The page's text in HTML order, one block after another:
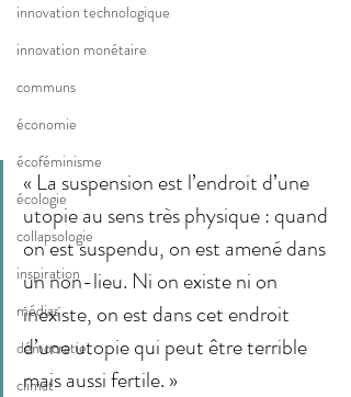
innovation technologique
innovation monétaire
communs
économie
écoféminisme
écologie
collapsologie
inspiration
médias
démocratie
climat
« La suspension est l’endroit d’une
utopie au sens très physique : quand
on est suspendu, on est amené dans
un non-lieu. Ni on existe ni on
inexiste, on est dans cet endroit
d’une utopie qui peut être terrible
mais aussi fertile. »